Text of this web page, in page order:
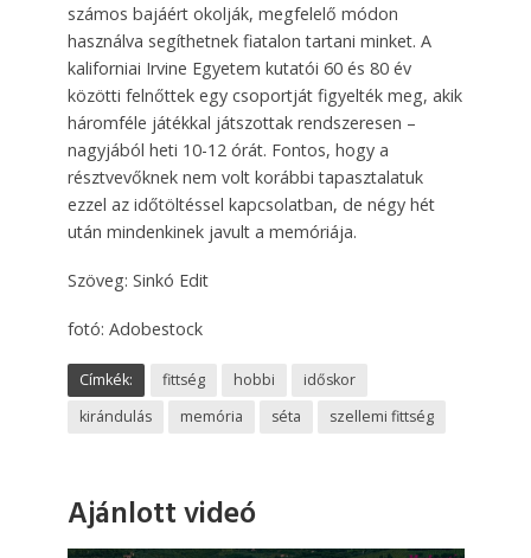
számos bajáért okolják, megfelelő módon
használva segíthetnek fiatalon tartani minket. A
kaliforniai Irvine Egyetem kutatói 60 és 80 év
közötti felnőttek egy csoportját figyelték meg, akik
háromféle játékkal játszottak rendszeresen –
nagyjából heti 10-12 órát. Fontos, hogy a
résztvevőknek nem volt korábbi tapasztalatuk
ezzel az időtöltéssel kapcsolatban, de négy hét
után mindenkinek javult a memóriája.
Szöveg: Sinkó Edit
fotó: Adobestock
Címkék: fittség hobbi
időskor
kirándulás
memória séta szellemi fittség
Ajánlott videó